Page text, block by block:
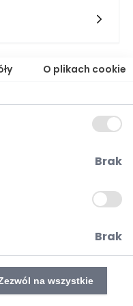
diagnostycznych oraz
patolodzy i
typów
stopnia
trafnej diagnozy.
mają kluczowe
ponieważ
O plikach cookie
Brak
Brak
na wszystkie